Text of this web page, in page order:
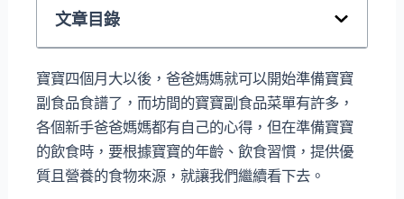
文章目錄
寶寶四個月大以後，爸爸媽媽就可以開始準備寶寶
副食品食譜了，而坊間的寶寶副食品菜單有許多，
各個新手爸爸媽媽都有自己的心得，但在準備寶寶
的飲食時，要根據寶寶的年齡、飲食習慣，提供優
質且營養的食物來源，就讓我們繼續看下去。